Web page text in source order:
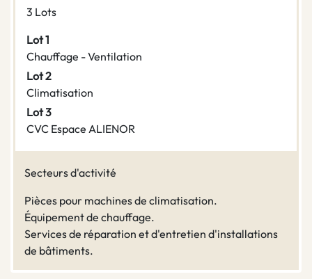
3 Lots
Lot 1
Chauffage - Ventilation
Lot 2
Climatisation
Lot 3
CVC Espace ALIENOR
Secteurs d'activité
Pièces pour machines de climatisation.
Équipement de chauffage.
Services de réparation et d'entretien d'installations
de bâtiments.